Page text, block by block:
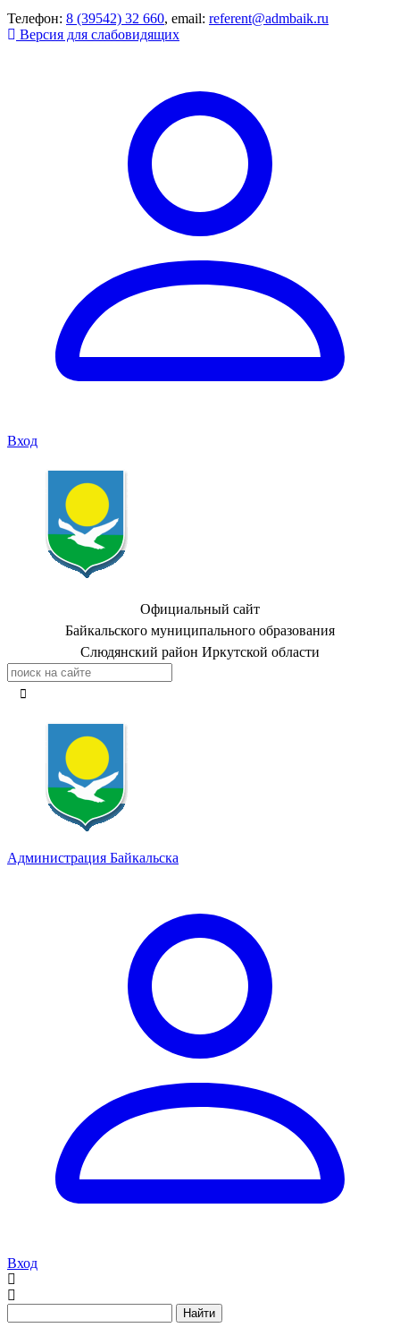
Телефон: 8 (39542) 32 660, email: referent@admbaik.ru
Версия для слабовидящих
Вход
Официальный сайт
Байкальского муниципального образования
Слюдянский район Иркутской области
Администрация Байкальска
Вход
Найти